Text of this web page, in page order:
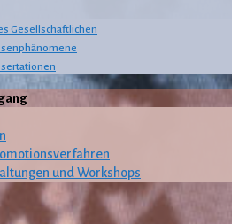
Gesellschaftlichen
und Workshops